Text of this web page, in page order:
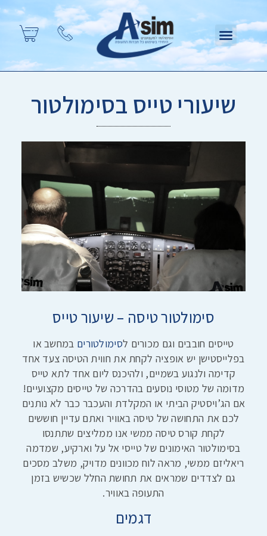
שיעורי טייס בסימולטור
סימולטור טיסה – שיעור טייס
טייסים חובבים וגם מכורים לסימולטורים במחשב או
בפלייסטישן יש אופציה לקחת את חווית הטיסה צעד אחד
קדימה ולנגוע בשמיים, ולהיכנס ליום אחד לתא טייס
מדומה של מטוסי נוסעים בהדרכה של טייסים מקצועיים!
אם הג’ויסטיק הביתי או המקלדת והעכבר כבר לא נותנים
לכם את התחושה של טיסה באוויר ואתם עדיין חוששים
לקחת קורס טיסה ממשי אנו ממליצים שתתנסו
בסימולטור האימונים של טייסי אל על וארקיע, שמדמה
ריאליזם ממשי, מראה לוח מכוונים מדויק, משלב מסכים
גם לצדדים שמראים את תחושת החלל שכשיש בזמן
התעופה באוויר.
דגמים